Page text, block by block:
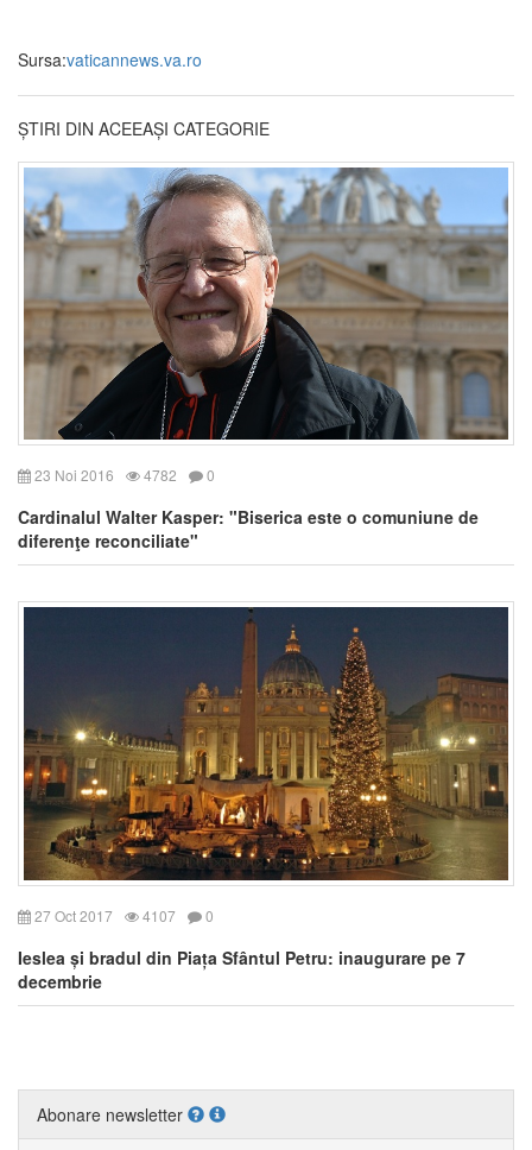
Sursa:vaticannews.va.ro
ȘTIRI DIN ACEEAȘI CATEGORIE
23 Noi 2016 4782 0
Cardinalul Walter Kasper: "Biserica este o comuniune de
diferenţe reconciliate"
27 Oct 2017 4107 0
Ieslea și bradul din Piața Sfântul Petru: inaugurare pe 7
decembrie
Abonare newsletter